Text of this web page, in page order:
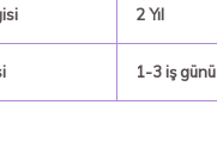
2 Yıl
1-3 iş günü